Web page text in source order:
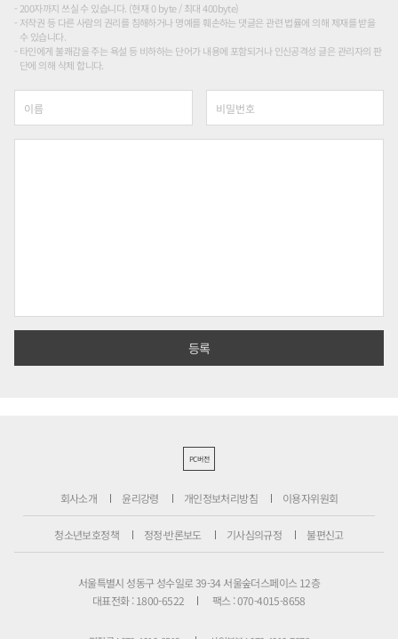
200자까지 쓰실 수 있습니다. (현재 0 byte / 최대 400byte)
저작권 등 다른 사람의 권리를 침해하거나 명예를 훼손하는 댓글은 관련 법률에 의해 제재를 받을
수 있습니다.
타인에게 불쾌감을 주는 욕설 등 비하하는 단어가 내용에 포함되거나 인신공격성 글은 관리자의 판
단에 의해 삭제 합니다.
PC버전
회사소개 윤리강령 개인정보처리방침 이용자위원회
청소년보호정책 정정·반론보도 기사심의규정 불편신고
서울특별시 성동구 성수일로 39-34 서울숲더스페이스 12층
대표전화 : 1800-6522
팩스 : 070-4015-8658